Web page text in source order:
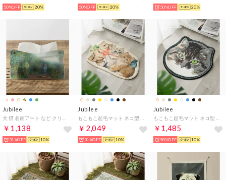
50%OFF 20% 50%OFF 20% 50%OFF 20%
Jubilee
￥1,138
31%OFF 10%
Jubilee
￥2,049
31%OFF 10%
Jubilee
￥1,485
50%OFF 10%